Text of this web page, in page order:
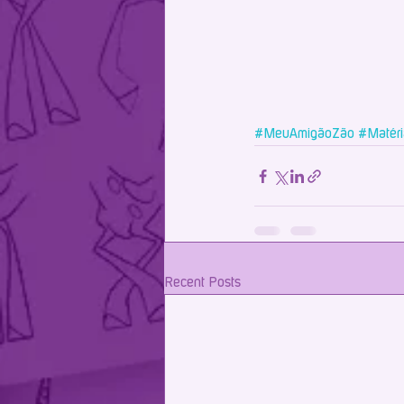
#MeuAmigãoZão
Recent Posts